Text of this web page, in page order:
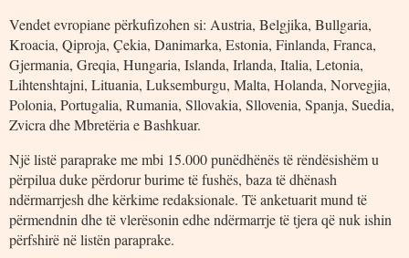
Vendet evropiane përkufizohen si: Austria, Belgjika, Bullgaria,
Kroacia, Qiproja, Çekia, Danimarka, Estonia, Finlanda, Franca,
Gjermania, Greqia, Hungaria, Islanda, Irlanda, Italia, Letonia,
Lihtenshtajni, Lituania, Luksemburgu, Malta, Holanda, Norvegjia,
Polonia, Portugalia, Rumania, Sllovakia, Sllovenia, Spanja, Suedia,
Zvicra dhe Mbretëria e Bashkuar.
Një listë paraprake me mbi 15.000 punëdhënës të rëndësishëm u
përpilua duke përdorur burime të fushës, baza të dhënash
ndërmarrjesh dhe kërkime redaksionale. Të anketuarit mund të
përmendnin dhe të vlerësonin edhe ndërmarrje të tjera që nuk ishin
përfshirë në listën paraprake.